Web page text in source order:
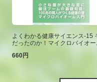
よくわかる健康サイエンス-15
だったのか！マイクロバイオー
660円